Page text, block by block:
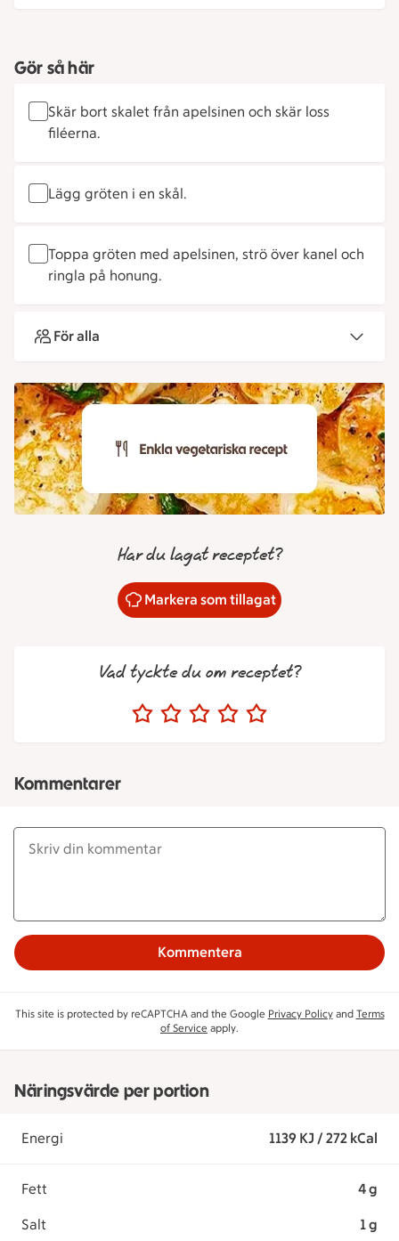
Gör så här
Skär bort skalet från apelsinen och skär loss
filéerna.
Lägg gröten i en skål.
Toppa gröten med apelsinen, strö över kanel och
ringla på honung.
För alla
Har du lagat receptet?
Markera som tillagat
Vad tyckte du om receptet?
Kommentarer
Kommentera
This site is protected by reCAPTCHA and the Google Privacy Policyand Terms
of Service apply.
Näringsvärde per portion
Energi 1139 KJ / 272 kCal
Fett 4 g
Salt 1 g